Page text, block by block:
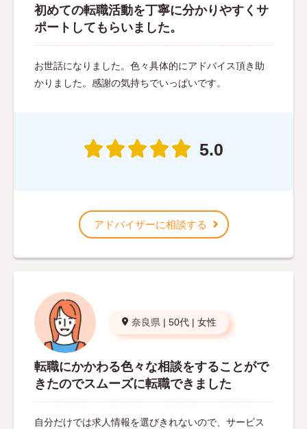
初めての転職活動を丁寧に分かりやすくサ
ポートしてもらいました。
お世話になりました。色々具体的にアドバイス頂き助
かりました。感謝の気持ちでいっぱいです。
5.0
アドバイザーに相談する
奈良県 | 50代 | 女性
転職にかかわる色々な相談をすることがで
きたのでスムーズに転職できました
自分だけでは求人情報を選びきれないので、サービス